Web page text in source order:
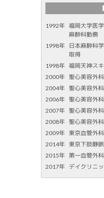
1992年 福岡大学医
麻酔科勤務
1998年
日本麻酔科
取得
1998年 福岡天神ス
2000年 聖心美容外
2004年 聖心美容外
2006年 聖心美容外
2007年 聖心美容外
2008年 聖心美容外
2009年 東京血管外
2014年 東京下肢静
2015年 第一血管外
2017年 デイクリニ